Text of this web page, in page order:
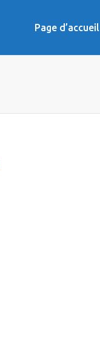
Page d’accueil